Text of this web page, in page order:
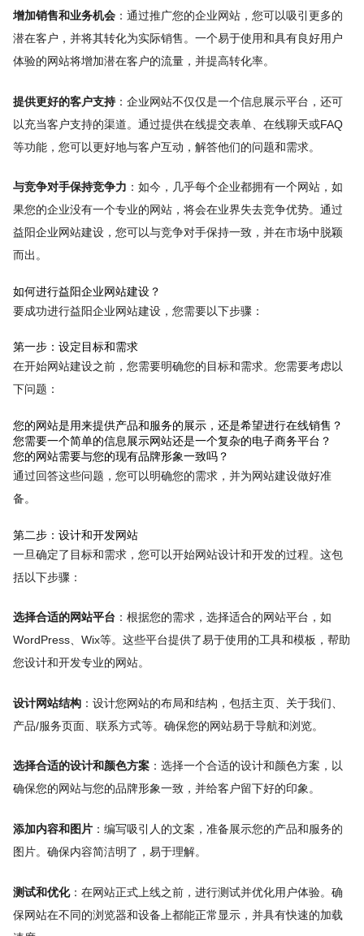
增加销售和业务机会：通过推广您的企业网站，您可以吸引更多的
潜在客户，并将其转化为实际销售。一个易于使用和具有良好用户
体验的网站将增加潜在客户的流量，并提高转化率。
提供更好的客户支持：企业网站不仅仅是一个信息展示平台，还可
以充当客户支持的渠道。通过提供在线提交表单、在线聊天或FAQ
等功能，您可以更好地与客户互动，解答他们的问题和需求。
与竞争对手保持竞争力 ：如今，几乎每个企业都拥有一个网站，如
果您的企业没有一个专业的网站，将会在业界失去竞争优势。通过
益阳企业网站建设，您可以与竞争对手保持一致，并在市场中脱颖
而出。
如何进行益阳企业网站建设？
要成功进行益阳企业网站建设，您需要以下步骤：
第一步：设定目标和需求
在开始网站建设之前，您需要明确您的目标和需求。您需要考虑以
下问题：
您的网站是用来提供产品和服务的展示，还是希望进行在线销售？
您需要一个简单的信息展示网站还是一个复杂的电子商务平台？
您的网站需要与您的现有品牌形象一致吗？
通过回答这些问题，您可以明确您的需求，并为网站建设做好准
备。
第二步：设计和开发网站
一旦确定了目标和需求，您可以开始网站设计和开发的过程。这包
括以下步骤：
选择合适的网站平台 ：根据您的需求，选择适合的网站平台，如
WordPress、Wix等。这些平台提供了易于使用的工具和模板，帮助
您设计和开发专业的网站。
设计网站结构：设计您网站的布局和结构，包括主页、关于我们、
产品/服务页面、联系方式等。确保您的网站易于导航和浏览。
选择合适的设计和颜色方案：选择一个合适的设计和颜色方案，以
确保您的网站与您的品牌形象一致，并给客户留下好的印象。
添加内容和图片：编写吸引人的文案，准备展示您的产品和服务的
图片。确保内容简洁明了，易于理解。
测试和优化：在网站正式上线之前，进行测试并优化用户体验。确
保网站在不同的浏览器和设备上都能正常显示，并具有快速的加载